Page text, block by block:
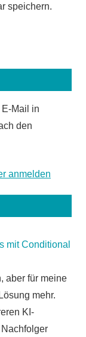
speichern.
Mail in
den
mit Conditional
aber für meine
mehr.
KI-